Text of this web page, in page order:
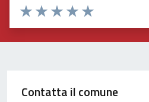
Valuta 5 stelle
Valuta 4 stelle su 5
Valuta 3 stelle su 5
Valuta 2 stelle su 5
Valuta 1 stelle su 5
Contatta il comune